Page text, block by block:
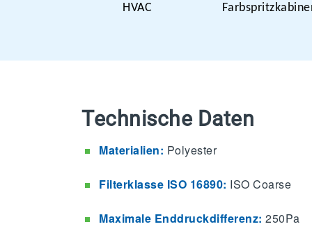
HVAC
Technische Daten
Materialien: Polyester
Filterklasse ISO 16890: ISO Coarse
Maximale Enddruckdifferenz: 250Pa